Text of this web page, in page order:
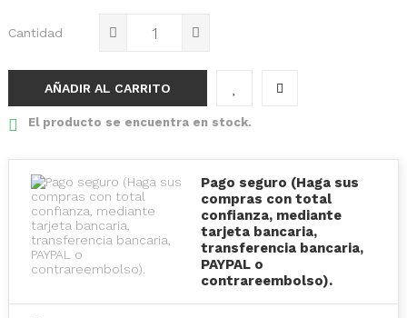
Cantidad
AÑADIR AL CARRITO
El producto se encuentra en stock.
Pago seguro (Haga sus
compras con total
confianza, mediante
tarjeta bancaria,
transferencia bancaria,
PAYPAL o
contrareembolso).